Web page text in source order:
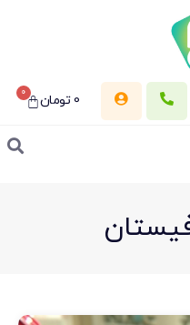
0 تومان 0